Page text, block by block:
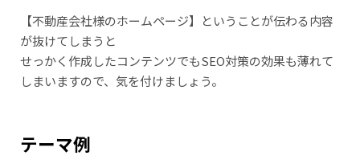
【不動産会社様のホームページ】ということが伝わる内容
が抜けてしまうと
せっかく作成したコンテンツでもSEO対策の効果も薄れて
しまいますので、気を付けましょう。
テーマ例